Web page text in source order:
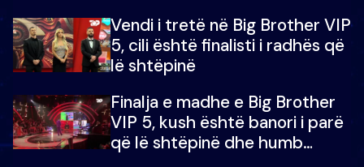
Vendi i tretë në Big Brother VIP
5, cili është finalisti i radhës që
lë shtëpinë
Finalja e madhe e Big Brother
VIP 5, kush është banori i parë
që lë shtëpinë dhe humb